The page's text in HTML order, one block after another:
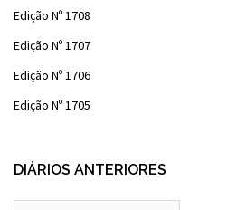
Edição Nº 1708
Edição Nº 1707
Edição Nº 1706
Edição Nº 1705
DIÁRIOS ANTERIORES